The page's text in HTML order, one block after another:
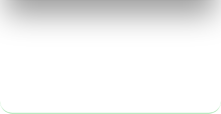
FRAISEUSE À